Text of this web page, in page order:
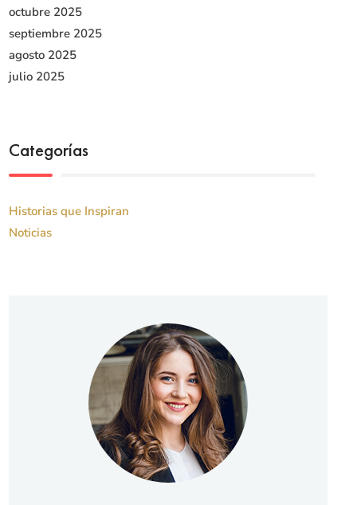
octubre 2025
septiembre 2025
agosto 2025
julio 2025
Categorías
Historias que Inspiran
Noticias